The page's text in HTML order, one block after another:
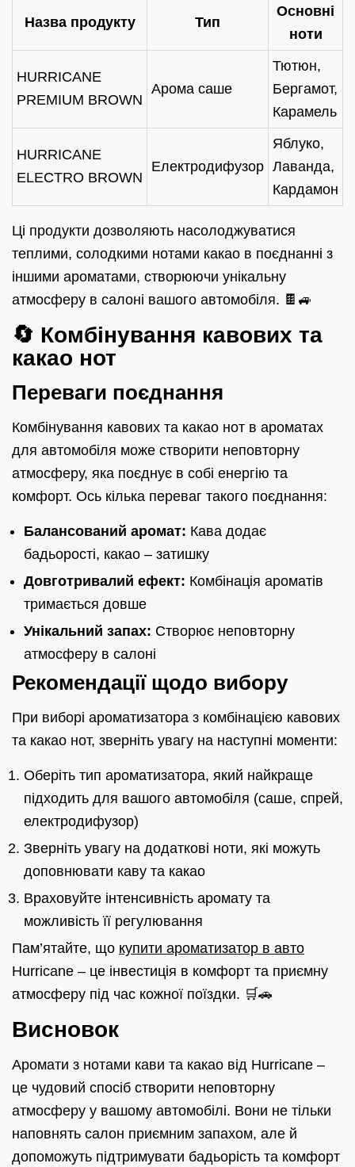
Назва продукту Тип
Основні
ноти
HURRICANE
PREMIUM BROWN
Арома саше
Тютюн,
Бергамот,
Карамель
HURRICANE
ELECTRO BROWN
Електродифузор
Яблуко,
Лаванда,
Кардамон
Ці продукти дозволяють насолоджуватися
теплими, солодкими нотами какао в поєднанні з
іншими ароматами, створюючи унікальну
атмосферу в салоні вашого автомобіля. 🍫🚙
🔄 Комбінування кавових та
какао нот
Переваги поєднання
Комбінування кавових та какао нот в ароматах
для автомобіля може створити неповторну
атмосферу, яка поєднує в собі енергію та
комфорт. Ось кілька переваг такого поєднання:
Балансований аромат: Кава додає
бадьорості, какао – затишку
Довготривалий ефект: Комбінація ароматів
тримається довше
Унікальний запах: Створює неповторну
атмосферу в салоні
Рекомендації щодо вибору
При виборі ароматизатора з комбінацією кавових
та какао нот, зверніть увагу на наступні моменти:
Оберіть тип ароматизатора, який найкраще
підходить для вашого автомобіля (саше, спрей,
електродифузор)
Зверніть увагу на додаткові ноти, які можуть
доповнювати каву та какао
Враховуйте інтенсивність аромату та
можливість її регулювання
Пам’ятайте, що купити ароматизатор в авто
Hurricane – це інвестиція в комфорт та приємну
атмосферу під час кожної поїздки. 🛒🚗
Висновок
Аромати з нотами кави та какао від Hurricane –
це чудовий спосіб створити неповторну
атмосферу у вашому автомобілі. Вони не тільки
наповнять салон приємним запахом, але й
допоможуть підтримувати бадьорість та комфорт